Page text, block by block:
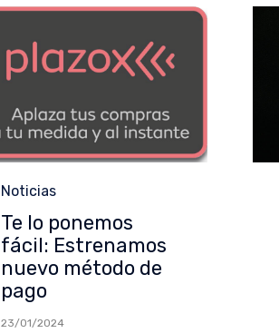
Categoría
Noticias
Te lo ponemos
fácil: Estrenamos
nuevo método de
pago
23/01/2024